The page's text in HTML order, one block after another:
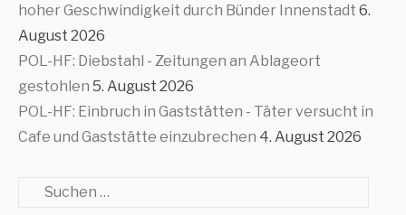
hoher Geschwindigkeit durch Bünder Innenstadt 6.
August 2026
POL-HF: Diebstahl - Zeitungen an Ablageort
gestohlen 5. August 2026
POL-HF: Einbruch in Gaststätten - Täter versucht in
Cafe und Gaststätte einzubrechen 4. August 2026
Suche